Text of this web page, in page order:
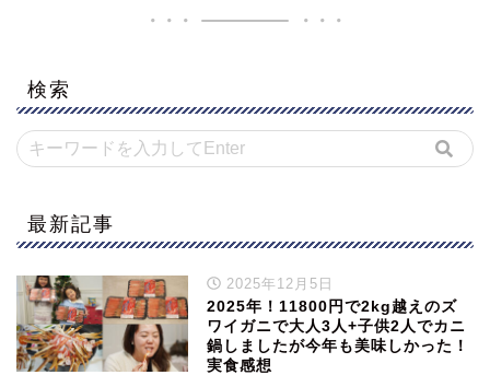
検索
最新記事
2025年12月5日
2025年！11800円で2kg越えのズ
ワイガニで大人3人+子供2人でカニ
鍋しましたが今年も美味しかった！
実食感想